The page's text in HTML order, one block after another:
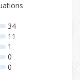
34
11
1
0
0